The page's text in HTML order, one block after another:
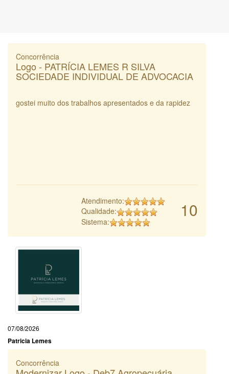
Concorrência
Logo - PATRÍCIA LEMES R SILVA
SOCIEDADE INDIVIDUAL DE ADVOCACIA
gostei muito dos trabalhos apresentados e da rapidez
10
Atendimento:
Qualidade:
Sistema:
07/08/2026
Patricia Lemes
Concorrência